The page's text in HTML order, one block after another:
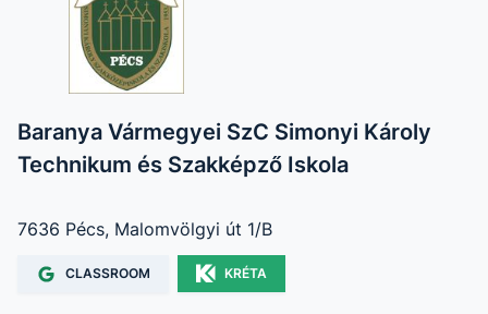
Baranya Vármegyei SzC Simonyi Károly
Technikum és Szakképző Iskola
7636 Pécs, Malomvölgyi út 1/B
CLASSROOM KRÉTA